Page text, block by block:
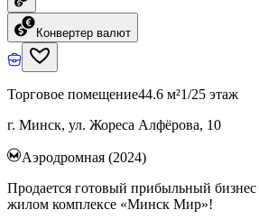
Конвертер валют
Торговое помещение44.6 м²1/25 этаж
г. Минск, ул. Жореса Алфёрова, 10
Аэродромная (2024)
Продается готовый прибыльный бизнес
жилом комплексе «Минск Мир»!